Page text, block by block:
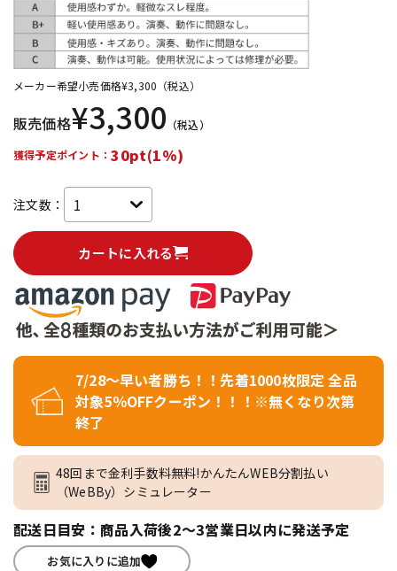
メーカー希望小売価格¥3,300 （税込）
販売価格¥3,300 （税込）
獲得予定ポイント：30pt(1%)
注文数：
カートに入れる
7/28～早い者勝ち！！先着1000枚限定 全品
対象5％OFFクーポン！！！※無くなり次第
終了
48回まで金利手数料無料!かんたんWEB分割払い
（WeBBy）シミュレーター
配送日目安：商品入荷後2～3営業日以内に発送予定
お気に入りに追加